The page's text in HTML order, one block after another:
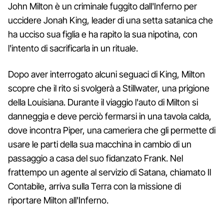
John Milton è un criminale fuggito dall'Inferno per
uccidere Jonah King, leader di una setta satanica che
ha ucciso sua figlia e ha rapito la sua nipotina, con
l'intento di sacrificarla in un rituale.
Dopo aver interrogato alcuni seguaci di King, Milton
scopre che il rito si svolgerà a Stillwater, una prigione
della Louisiana. Durante il viaggio l'auto di Milton si
danneggia e deve perciò fermarsi in una tavola calda,
dove incontra Piper, una cameriera che gli permette di
usare le parti della sua macchina in cambio di un
passaggio a casa del suo fidanzato Frank. Nel
frattempo un agente al servizio di Satana, chiamato Il
Contabile, arriva sulla Terra con la missione di
riportare Milton all'Inferno.